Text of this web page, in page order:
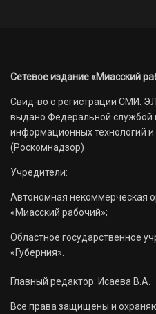
Сетевое издание «Миасский
Свид-во о регистрации СМИ:
выдано Федеральной службой
информационных технологий
(Роскомнадзор)
Учредители:
Автономная некоммерческая
«Миасский рабочий»;
Областное государственное
«Губерния».
Главный редактор: Исаева В.А.
Все права защищены и